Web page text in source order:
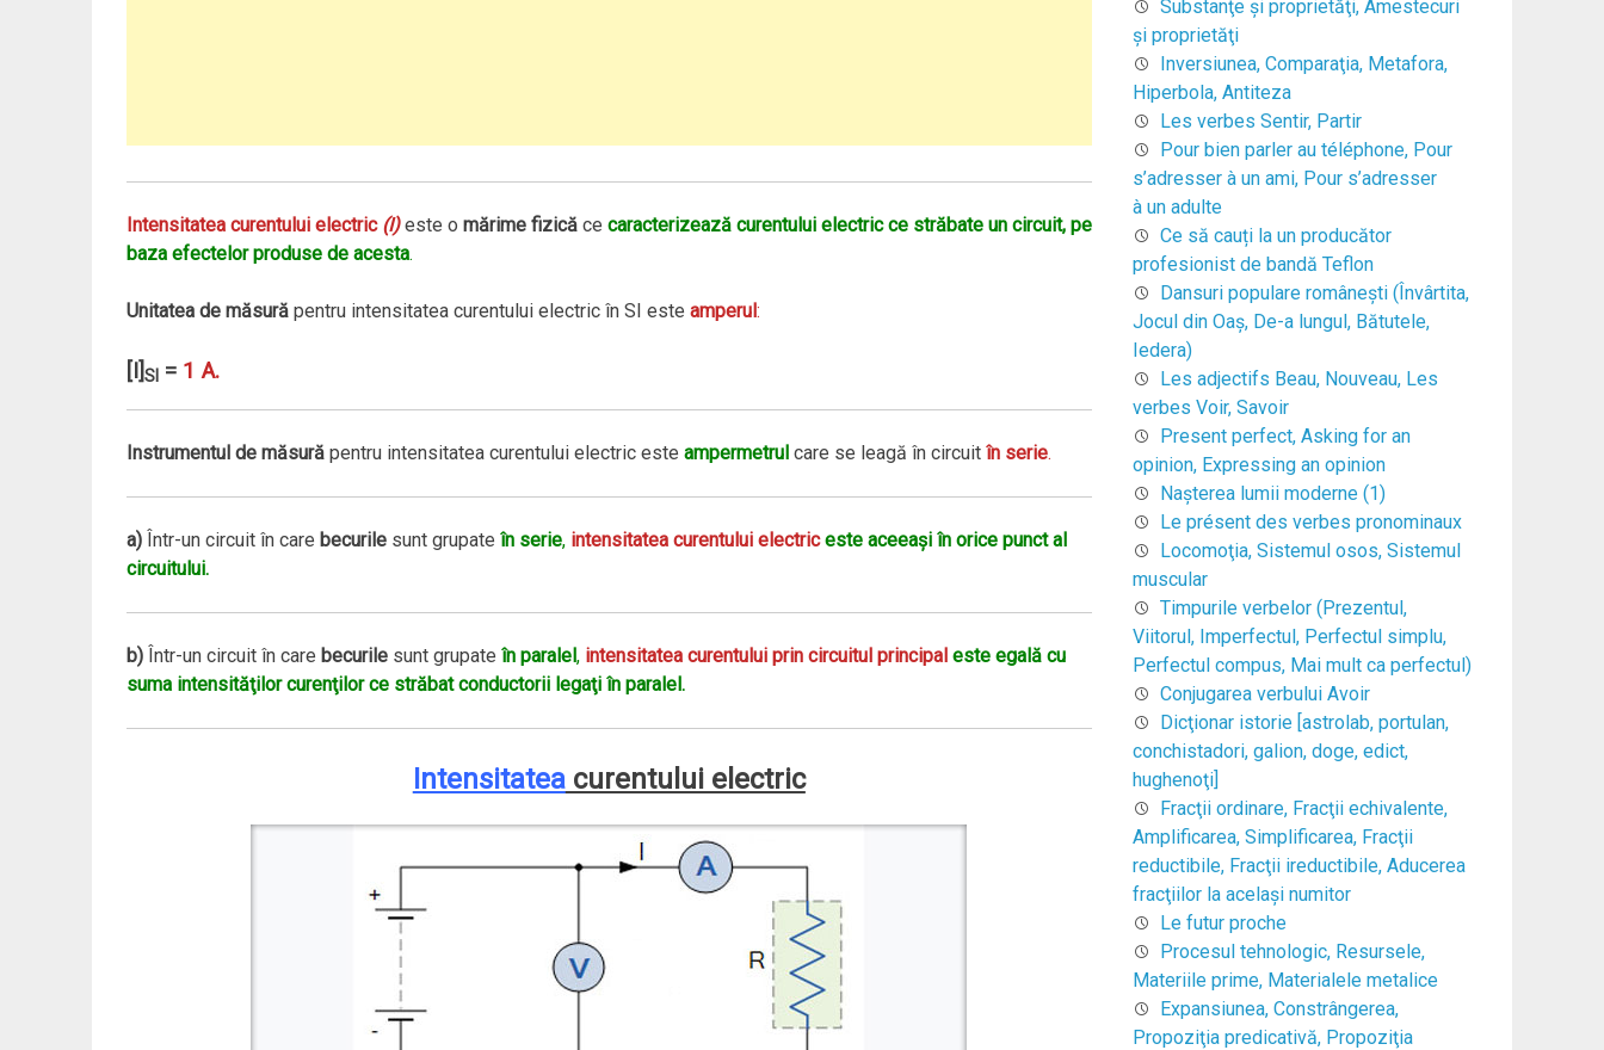
Intensitatea curentului electric (I)este o mărime fizicăce caracterizează curentului electric ce străbate un circuit, pe
baza efectelor produse de acesta.
Unitatea de măsurăpentru intensitatea curentului electric în SI este amperul:
[I]SI= 1 A.
Instrumentul de măsurăpentru intensitatea curentului electric este ampermetrul care se leagă în circuit în serie.
a)Într-un circuit în care becurilesunt grupate în serie, intensitatea curentului electriceste aceeaşi în orice punct al
circuitului.
b)Într-un circuit în care becurilesunt grupate în paralel , intensitatea curentului prin circuitul principal este egală cu
suma intensităţilor curenţilor ce străbat conductorii legaţi în paralel.
Intensitateacurentului electric
Substanţe şi proprietăţi, Amestecuri
şi proprietăţi
Inversiunea, Comparaţia, Metafora,
Hiperbola, Antiteza
Les verbes Sentir, Partir
Pour bien parler au téléphone, Pour
s’adresser à un ami, Pour s’adresser
à un adulte
Ce să cauți la un producător
profesionist de bandă Teflon
Dansuri populare româneşti (Învârtita,
Jocul din Oaş, De-a lungul, Bătutele,
Iedera)
Les adjectifs Beau, Nouveau, Les
verbes Voir, Savoir
Present perfect, Asking for an
opinion, Expressing an opinion
Naşterea lumii moderne (1)
Le présent des verbes pronominaux
Locomoţia, Sistemul osos, Sistemul
muscular
Timpurile verbelor (Prezentul,
Viitorul, Imperfectul, Perfectul simplu,
Perfectul compus, Mai mult ca perfectul)
Conjugarea verbului Avoir
Dicţionar istorie [astrolab, portulan,
conchistadori, galion, doge, edict,
hughenoţi]
Fracţii ordinare, Fracţii echivalente,
Amplificarea, Simplificarea, Fracţii
reductibile, Fracţii ireductibile, Aducerea
fracţiilor la acelaşi numitor
Le futur proche
Procesul tehnologic, Resursele,
Materiile prime, Materialele metalice
Expansiunea, Constrângerea,
Propoziţia predicativă, Propoziţia